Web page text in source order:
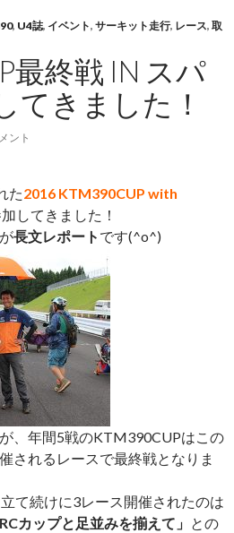
, U4誌, イベント, サーキット走行, レース, 取
最終戦 IN スパ
てきました！
ント
た2016 KTM390CUP with
してきました！
長文レポート です(^o^)
、年間5戦のKTM390CUPはこの
されるレースで最終戦となりま
て続けに3レース開催されたのは
カップと足並みを揃えて」 との